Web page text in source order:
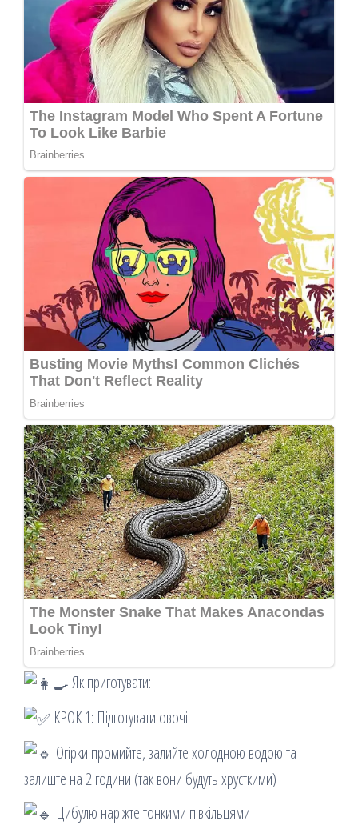
Як приготувати:
КРОК 1: Підготувати овочі
Огірки промийте, залийте холодною водою та
залиште на 2 години (так вони будуть хрусткими)
Цибулю наріжте тонкими півкільцями